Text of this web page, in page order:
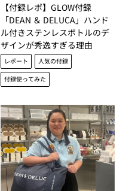
【付録レポ】GLOW付録
「DEAN ＆ DELUCA」ハンド
ル付きステンレスボトルのデ
ザインが秀逸すぎる理由
レポート
人気の付録
付録使ってみた